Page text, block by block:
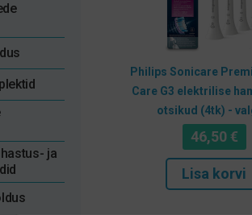
ja
Philips Sonicare
Care G3 elektrilise
otsikud (4tk) -
46,50€
Lisa korvi